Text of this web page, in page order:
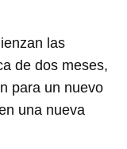
las
de dos meses,
para un nuevo
una nueva